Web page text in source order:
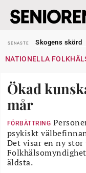
SENASTE
Skogens skörd
SENASTE
Reform för
SENASTE
Snart kan
SENASTE
Hyror rusar
SENASTE
NATIONELLA
Ökad
mår
FÖRBÄTTRING
psykiskt
Det visar en ny
äldsta.